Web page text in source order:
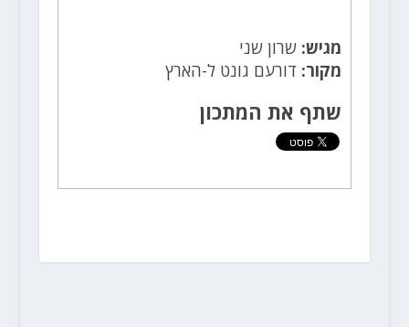
מגיש: שרון שני
מקור: דורעם גונט ל-הארץ
שתף את המתכון